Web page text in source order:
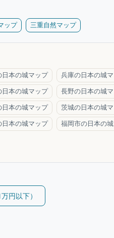
ップ 三重自然マップ
日本の城マップ
兵庫の日本の城
日本の城マップ
長野の日本の城
日本の城マップ
茨城の日本の城
日本の城マップ 福岡市の日本の
円以下）